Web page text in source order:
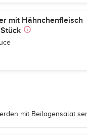
mit Hähnchenfleisch
mit Beilagensalat